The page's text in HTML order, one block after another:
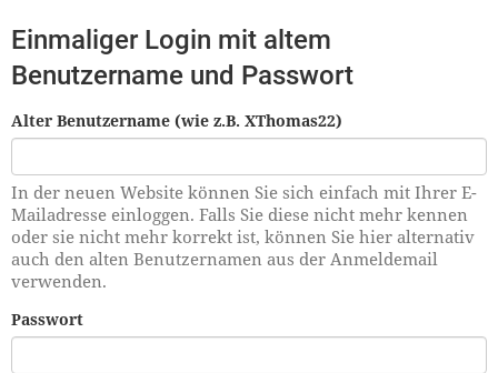
Einmaliger Login mit altem
Benutzername und Passwort
Alter Benutzername (wie z.B. XThomas22)
In der neuen Website können Sie sich einfach mit Ihrer E-
Mailadresse einloggen. Falls Sie diese nicht mehr kennen
oder sie nicht mehr korrekt ist, können Sie hier alternativ
auch den alten Benutzernamen aus der Anmeldemail
verwenden.
Passwort